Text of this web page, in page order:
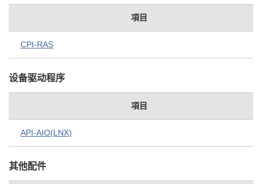
項目
CPI-RAS
设备驱动程序
項目
API-AIO(LNX)
其他配件